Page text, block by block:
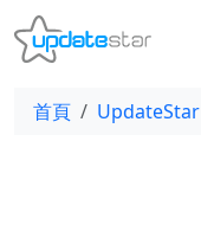
首頁 UpdateStar